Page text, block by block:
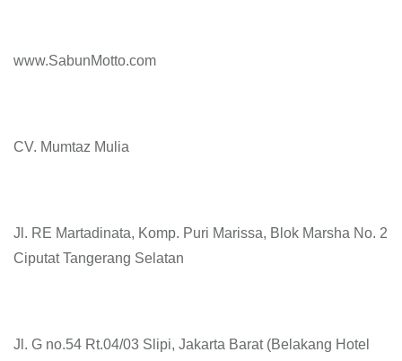
www.SabunMotto.com
CV. Mumtaz Mulia
Jl. RE Martadinata, Komp. Puri Marissa, Blok Marsha No. 2
Ciputat Tangerang Selatan
Jl. G no.54 Rt.04/03 Slipi, Jakarta Barat (Belakang Hotel